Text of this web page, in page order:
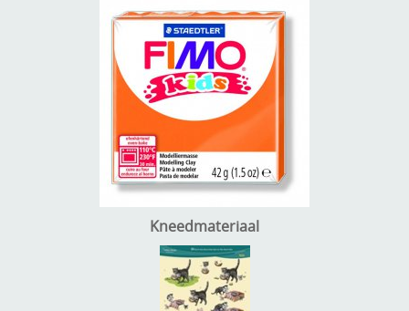
Kneedmateriaal